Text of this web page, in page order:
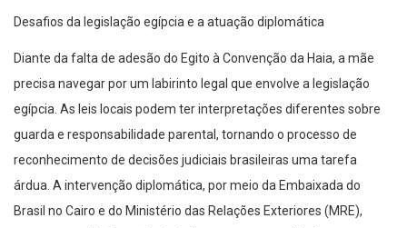
Desafios da legislação egípcia e a atuação diplomática
Diante da falta de adesão do Egito à Convenção da Haia, a mãe
precisa navegar por um labirinto legal que envolve a legislação
egípcia. As leis locais podem ter interpretações diferentes sobre
guarda e responsabilidade parental, tornando o processo de
reconhecimento de decisões judiciais brasileiras uma tarefa
árdua. A intervenção diplomática, por meio da Embaixada do
Brasil no Cairo e do Ministério das Relações Exteriores (MRE),